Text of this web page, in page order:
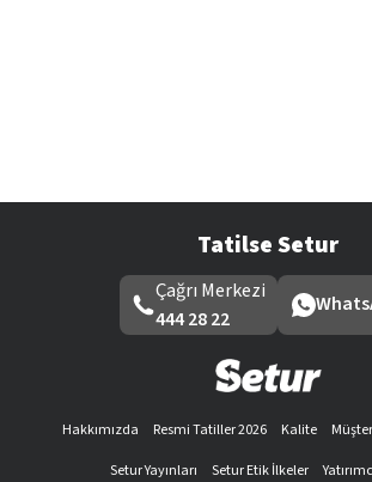
Tatilse Setur
Çağrı Merkezi
444 28 22
Hakkımızda Resmi Tatiller 2026 Kalite
Setur Yayınları
Setur Etik İlkeler